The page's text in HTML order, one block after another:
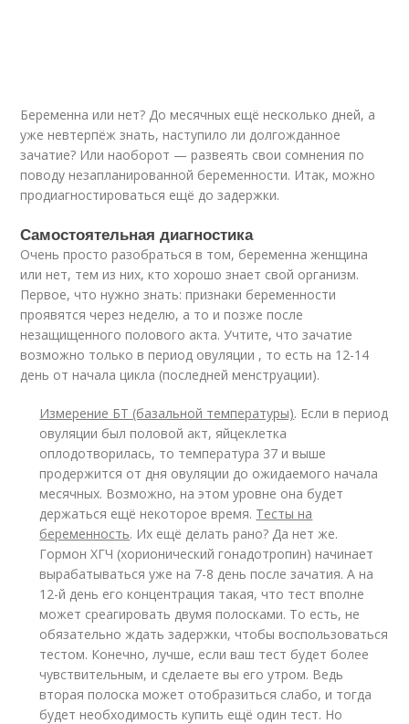
Беременна или нет? До месячных ещё несколько дней, а
уже невтерпёж знать, наступило ли долгожданное
зачатие? Или наоборот — развеять свои сомнения по
поводу незапланированной беременности. Итак, можно
продиагностироваться ещё до задержки.
Самостоятельная диагностика
Очень просто разобраться в том, беременна женщина
или нет, тем из них, кто хорошо знает свой организм.
Первое, что нужно знать: признаки беременности
проявятся через неделю, а то и позже после
незащищенного полового акта. Учтите, что зачатие
возможно только в период овуляции , то есть на 12-14
день от начала цикла (последней менструации).
Измерение БТ (базальной температуры). Если в период
овуляции был половой акт, яйцеклетка
оплодотворилась, то температура 37 и выше
продержится от дня овуляции до ожидаемого начала
месячных. Возможно, на этом уровне она будет
держаться ещё некоторое время. Тесты на
беременность. Их ещё делать рано? Да нет же.
Гормон ХГЧ (хорионический гонадотропин) начинает
вырабатываться уже на 7-8 день после зачатия. А на
12-й день его концентрация такая, что тест вполне
может среагировать двумя полосками. То есть, не
обязательно ждать задержки, чтобы воспользоваться
тестом. Конечно, лучше, если ваш тест будет более
чувствительным, и сделаете вы его утром. Ведь
вторая полоска может отобразиться слабо, и тогда
будет необходимость купить ещё один тест. Но